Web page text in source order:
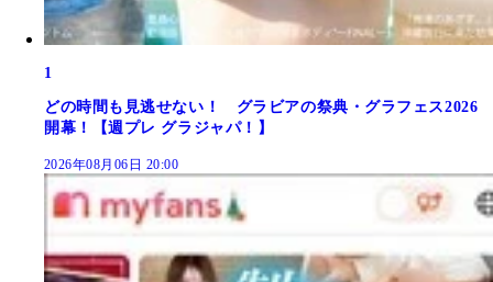
1
どの時間も見逃せない！ グラビアの祭典・グラフェス2026
開幕！【週プレ グラジャパ！】
2026年08月06日 20:00